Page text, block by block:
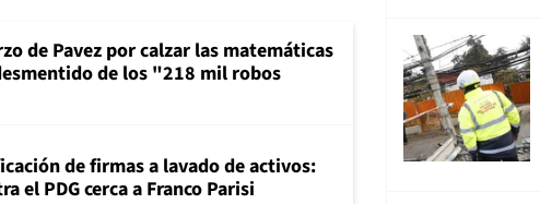
de Pavez por calzar las matemáticas
de los "218 mil robos
de firmas a lavado de activos:
el PDG cerca a Franco Parisi